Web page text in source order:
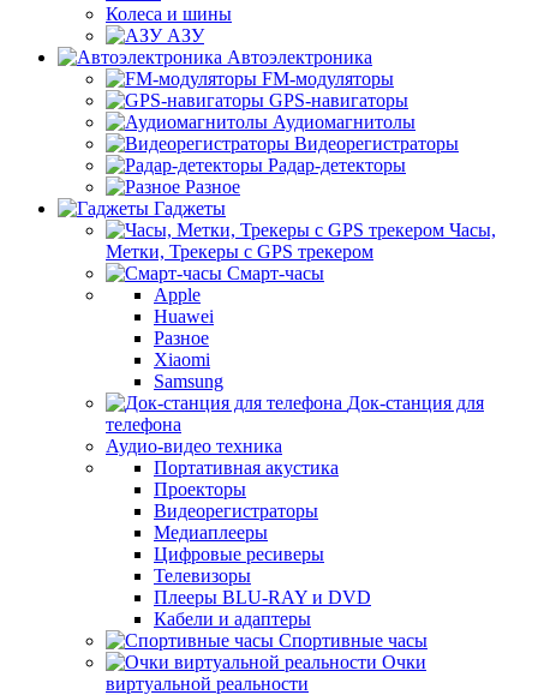
Колеса и шины
АЗУ
Автоэлектроника
FM-модуляторы
GPS-навигаторы
Аудиомагнитолы
Видеорегистраторы
Радар-детекторы
Разное
Гаджеты
Часы,
Метки, Трекеры с GPS трекером
Смарт-часы
Apple
Huawei
Разное
Xiaomi
Samsung
Док-станция для
телефона
Аудио-видео техника
Портативная акустика
Проекторы
Видеорегистраторы
Медиаплееры
Цифровые ресиверы
Телевизоры
Плееры BLU-RAY и DVD
Кабели и адаптеры
Спортивные часы
Очки
виртуальной реальности